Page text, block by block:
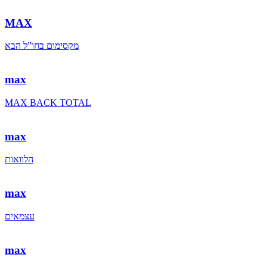
MAX
מקסימום בחו”ל הבא
max
MAX BACK TOTAL
max
הלוואות
max
עצמאים
max